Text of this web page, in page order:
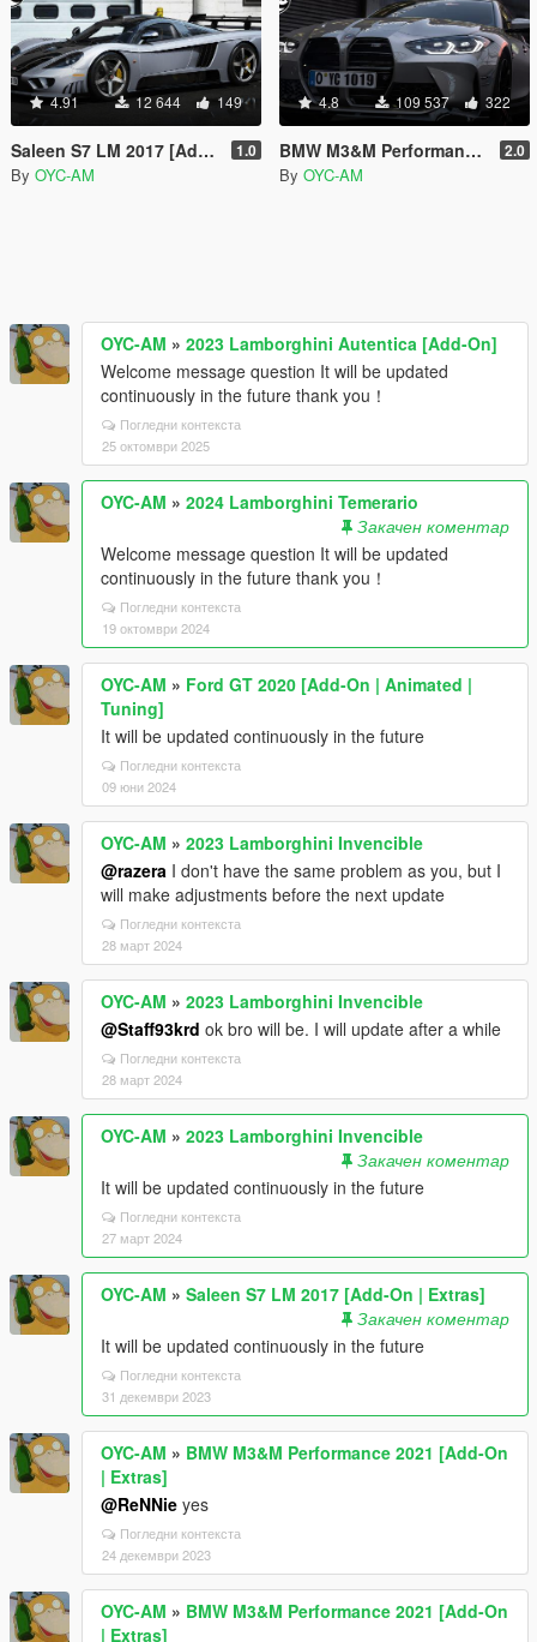
4.91 12 644 149
Saleen S7 LM 2017 [Add-On | Extras] 1.0
By OYC-AM
4.8 109 537 322
BMW M3&M Performance 2021 [Add-On | Extras] 2.0
By OYC-AM
OYC-AM » 2023 Lamborghini Autentica [Add-On]
Welcome message question It will be updated
continuously in the future thank you！
Погледни контекста
25 октомври 2025
OYC-AM » 2024 Lamborghini Temerario
Закачен коментар
Welcome message question It will be updated
continuously in the future thank you！
Погледни контекста
19 октомври 2024
OYC-AM » Ford GT 2020 [Add-On | Animated |
Tuning]
It will be updated continuously in the future
Погледни контекста
09 юни 2024
OYC-AM » 2023 Lamborghini Invencible
@razera I don't have the same problem as you, but I
will make adjustments before the next update
Погледни контекста
28 март 2024
OYC-AM » 2023 Lamborghini Invencible
@Staff93krd ok bro will be. I will update after a while
Погледни контекста
28 март 2024
OYC-AM » 2023 Lamborghini Invencible
Закачен коментар
It will be updated continuously in the future
Погледни контекста
27 март 2024
OYC-AM » Saleen S7 LM 2017 [Add-On | Extras]
Закачен коментар
It will be updated continuously in the future
Погледни контекста
31 декември 2023
OYC-AM » BMW M3&M Performance 2021 [Add-On
| Extras]
@ReNNie yes
Погледни контекста
24 декември 2023
OYC-AM » BMW M3&M Performance 2021 [Add-On
| Extras]